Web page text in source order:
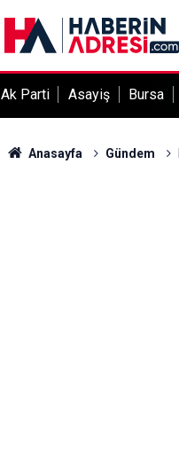
Ak Parti Asayiş Bursa
Anasayfa Gündem